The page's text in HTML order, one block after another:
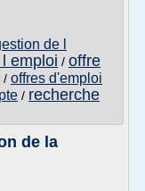
de l
emploi / offre
/ offres d'emploi
/ recherche
de la